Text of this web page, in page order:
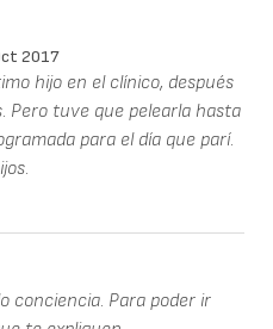
2017
hijo en el clínico, después
Pero tuve que pelearla hasta
para el día que parí.
conciencia. Para poder ir